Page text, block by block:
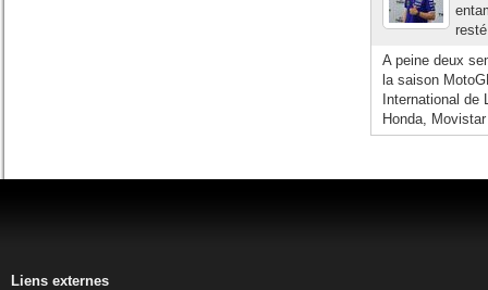
A peine deux
la saison
International
Honda,
Liens externes